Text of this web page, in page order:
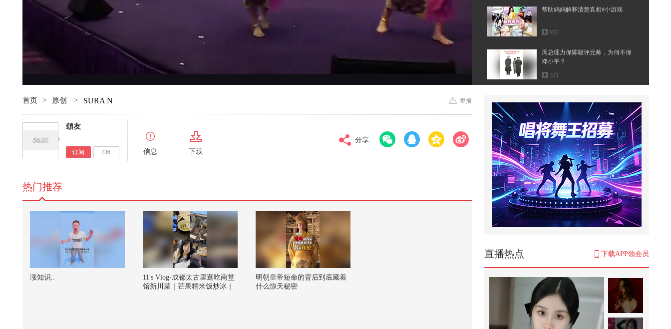
100
帮助妈妈解释清楚真相#小游戏
937
周总理力保陈毅评元帅，为何不保
邓小平？
321
对方其实已经30岁！《铁皮鼓》
39,613
食品安全的内幕#动画
3,458
奔赴草原音乐节，现场超乎预想，
尽兴玩到过瘾！@小狐 @搞笑狐 @
张...
646
馒头的漂亮做法 # 馒头 # 馒头花卷
人生的三道门，你选择？
6,156
#文化有时节
首页 > 原创 > SURA N 举报
頌友
订阅 736 信息 下载
分享:
直播热点 下载APP领会员
热门推荐
涨知识..
11's Vlog·成都太古里逛吃南堂
馆新川菜｜芒果糯米饭炒冰｜
明朝皇帝短命的背后到底藏着
什么惊天秘密